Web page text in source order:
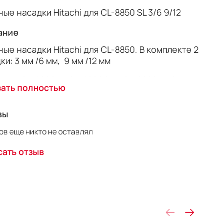
насадки Hitachi для CL-8850 SL 3/6 9/12
насадки Hitachi для CL-8850. В комплекте 2
3 мм /6 мм, 9 мм /12 мм
полностью
еще никто не оставлял
отзыв